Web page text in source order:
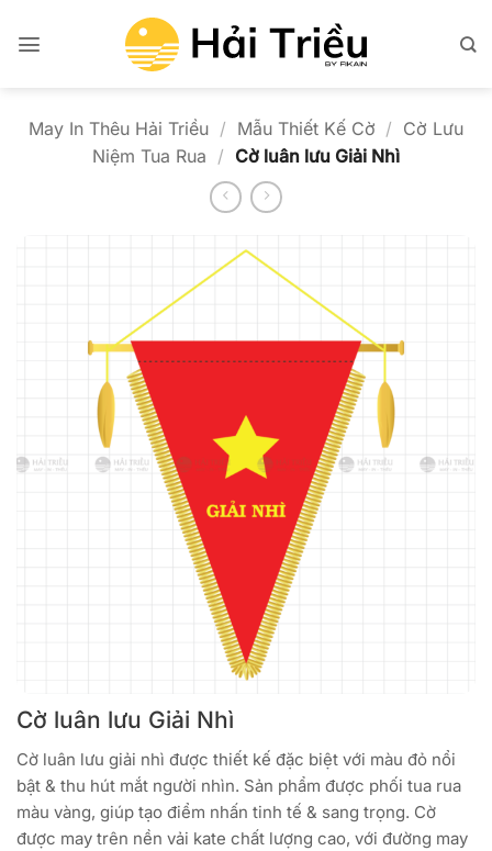
qua
May In Thêu Hải Triều / Mẫu Thiết Kế Cờ / Cờ Lưu
Niệm Tua Rua / Cờ luân lưu Giải Nhì
Cờ luân lưu Giải Nhì
Cờ luân lưu giải nhì được thiết kế đặc biệt với màu đỏ nổi
bật & thu hút mắt người nhìn. Sản phẩm được phối tua rua
màu vàng, giúp tạo điểm nhấn tinh tế & sang trọng. Cờ
được may trên nền vải kate chất lượng cao, với đường may